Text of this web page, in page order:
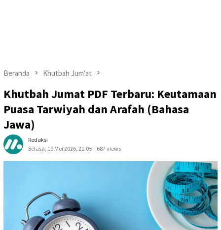
Beranda Khutbah Jum'at
Khutbah Jumat PDF Terbaru: Keutamaan
Puasa Tarwiyah dan Arafah (Bahasa
Jawa)
Redaksi
Selasa, 19 Mei 2026, 21:05
687 views